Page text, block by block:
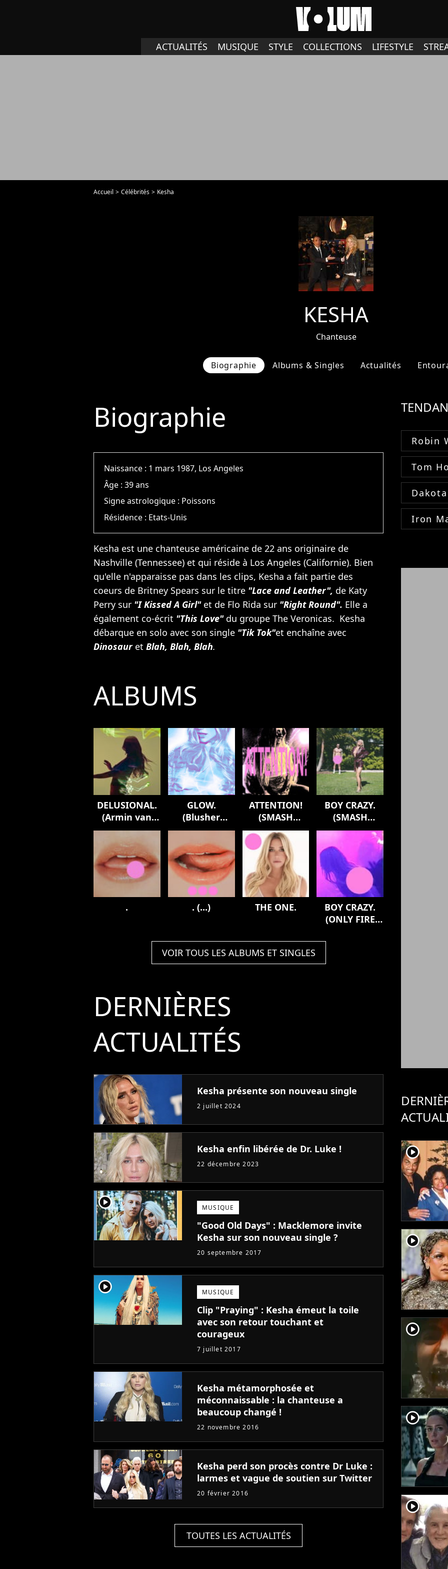
ACTUALITÉS MUSIQUE STYLE COLLECTIONS LIFESTYLE
Accueil Célébrités Kesha
KESHA
Chanteuse
Biographie Albums & Singles Actualités
Biographie
Naissance : 1 mars 1987, Los Angeles
Âge :39 ans
Signe astrologique : Poissons
Résidence : Etats-Unis
Kesha est une chanteuse américaine de 22 ans originaire de
Nashville (Tennessee) et qui réside à Los Angeles (Californie). Bien
qu'elle n'apparaisse pas dans les clips, Kesha a fait partie des
coeurs de Britney Spears sur le titre "Lace and Leather", de Katy
Perry sur "I Kissed A Girl" et de Flo Rida sur "Right Round". Elle a
également co-écrit "This Love"du groupe The Veronicas. Kesha
débarque en solo avec son single "Tik Tok"et enchaîne avec
Dinosauret Blah, Blah, Blah.
ALBUMS
DELUSIONAL.
(Armin van
Buuren
Remix)
GLOW.
(Blusher
Remix)
ATTENTION!
(SMASH
FEATURES)
BOY CRAZY.
(SMASH
REMIXES)
. . (...) THE ONE.
BOY CRAZY.
(ONLY FIRE
VOIR TOUS LES ALBUMS ET SINGLES
DERNIÈRES
ACTUALITÉS
Kesha présente son nouveau single
2 juillet 2024
Kesha enfin libérée de Dr. Luke !
22 décembre 2023
player2 MUSIQUE
"Good Old Days" : Macklemore invite
Kesha sur son nouveau single ?
20 septembre 2017
player2 MUSIQUE
Clip "Praying" : Kesha émeut la toile
avec son retour touchant et
courageux
7 juillet 2017
Kesha métamorphosée et
méconnaissable : la chanteuse a
beaucoup changé !
22 novembre 2016
Kesha perd son procès contre Dr Luke :
larmes et vague de soutien sur Twitter
20 février 2016
TOUTES LES ACTUALITÉS
Robin
Tom
Iron
player2
player2
player2
player2
player2